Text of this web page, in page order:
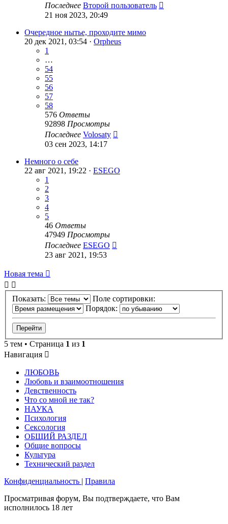
Последнее Второй пользователь
21 ноя 2023, 20:49
Очередное нытье, проходите мимо
20 дек 2021, 03:54 · Orpheus
1
…
54
55
56
57
58
576 Ответы
92898 Просмотры
Последнее Volosaty
03 сен 2023, 14:17
Немного о себе
22 авг 2021, 19:22 · ESEGO
1
2
3
4
5
46 Ответы
47949 Просмотры
Последнее ESEGO
23 авг 2021, 19:53
Новая тема
Показать:
Поле сортировки:
Порядок:
5 тем • Страница 1 из 1
Навигация
ЛЮБОВЬ
Любовь и взаимоотношения
Девственность
Что со мной не так?
НАУКА
Психология
Сексология
ОБЩИЙ РАЗДЕЛ
Общие вопросы
Культура
Технический раздел
Конфиденциальность | Правила
Просматривая форум, Вы подтверждаете, что Вам
исполнилось 18 лет